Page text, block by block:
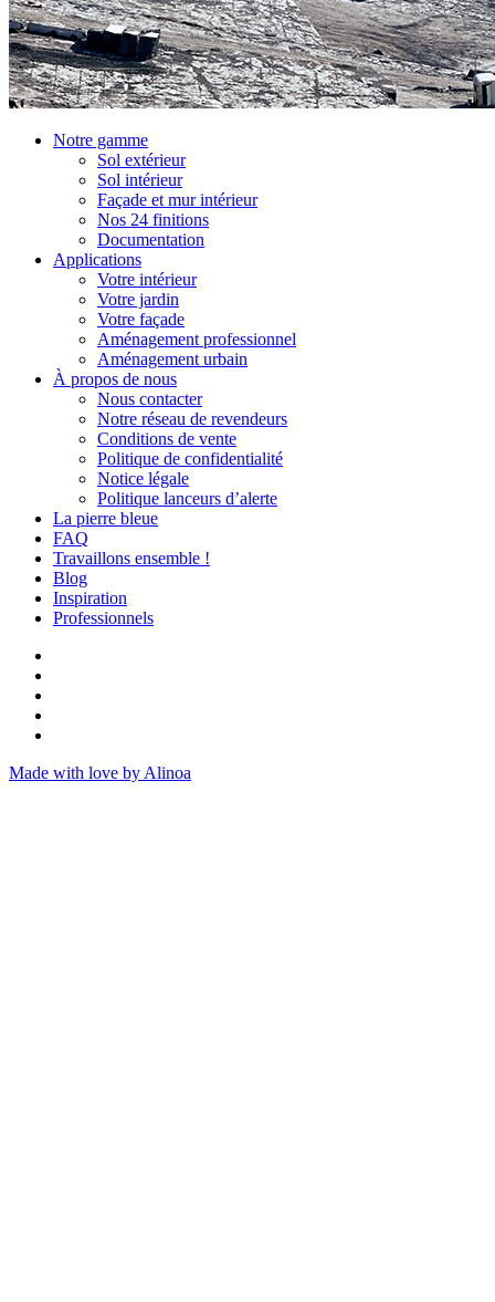
Notre gamme
Sol extérieur
Sol intérieur
Façade et mur intérieur
Nos 24 finitions
Documentation
Applications
Votre intérieur
Votre jardin
Votre façade
Aménagement professionnel
Aménagement urbain
À propos de nous
Nous contacter
Notre réseau de revendeurs
Conditions de vente
Politique de confidentialité
Notice légale
Politique lanceurs d’alerte
La pierre bleue
FAQ
Travaillons ensemble !
Blog
Inspiration
Professionnels
Made with love by Alinoa